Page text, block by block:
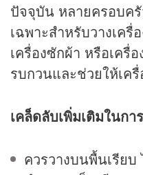
ปัจจุบัน หลายครอบค
เฉพาะสำหรับวางเค
เครื่องซักผ้า หรือเครื่
รบกวนและช่วยให้เค
เคล็ดลับเพิ่มเติมในกา
ควรวางบนพื้นเรียบ